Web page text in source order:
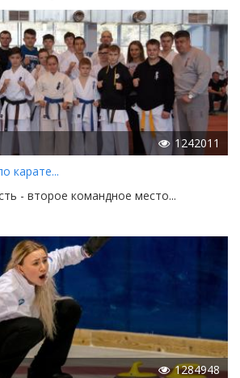
1242011
карате...
- второе командное место...
1284948